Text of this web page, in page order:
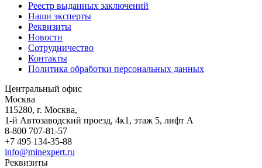
Реестр выданных заключений
Наши эксперты
Реквизиты
Новости
Сотрудничество
Контакты
Политика обработки персональных данных
Центральный офис
Москва
115280, г. Москва,
1-й Автозаводский проезд, 4к1, этаж 5, лифт А
8-800 707-81-57
+7 495 134-35-88
info@minexpert.ru
Реквизиты